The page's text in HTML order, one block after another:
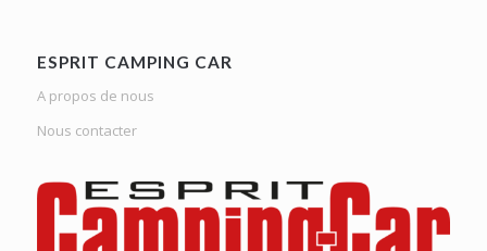
ESPRIT CAMPING CAR
A propos de nous
Nous contacter